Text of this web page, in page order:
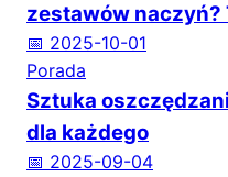
zestawów naczyń?
📅 2025-10-01
Porada
Sztuka
dla każdego
📅 2025-09-04